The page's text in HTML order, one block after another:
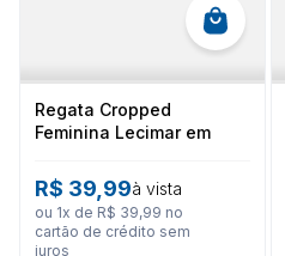
Regata Cropped
Feminina Lecimar em
Acabamento em Renda
R$ 39 99à vista
ou 1x de R$ 39,99 no
cartão de crédito sem
juros